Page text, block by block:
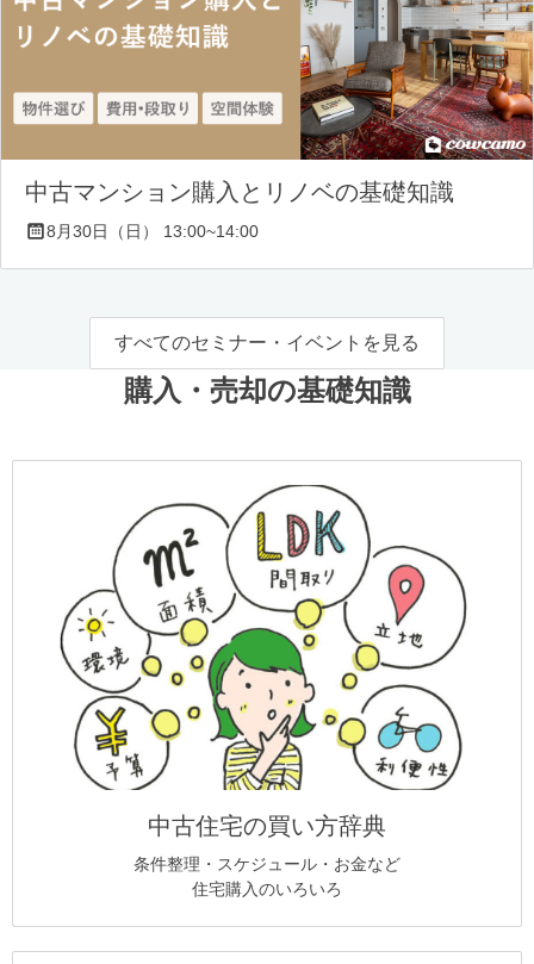
中古マンション購入とリノベの基礎知識
8月30日（日） 13:00~14:00
すべてのセミナー・イベントを見る
購入・売却の基礎知識
中古住宅の買い方辞典
条件整理・スケジュール・お金など
住宅購入のいろいろ